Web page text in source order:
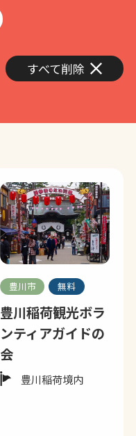
すべて削除
豊川市 無料
豊川稲荷観光ボラ
ンティアガイドの
会
豊川稲荷境内